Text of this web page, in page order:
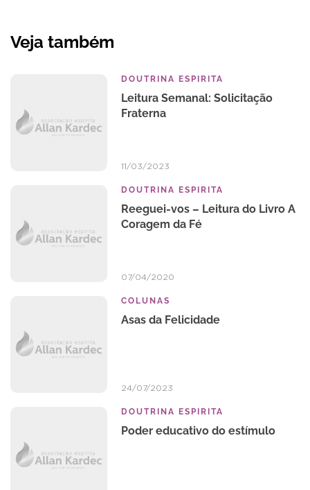
Veja também
DOUTRINA ESPIRITA
Leitura Semanal: Solicitação
Fraterna
11/03/2023
DOUTRINA ESPIRITA
Reeguei-vos – Leitura do Livro A
Coragem da Fé
07/04/2020
COLUNAS
Asas da Felicidade
24/07/2023
DOUTRINA ESPIRITA
Poder educativo do estímulo